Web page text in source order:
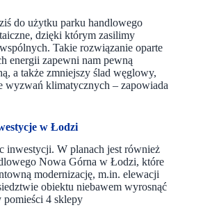
do użytku parku handlowego
dzięki którym zasilimy
Takie rozwiązanie oparte
energii zapewni nam pewną
a także zmniejszy ślad węglowy,
wyzwań klimatycznych – zapowiada
w Łodzi
inwestycji. W planach jest również
Nowa Górna w Łodzi, które
modernizację, m.in. elewacji
obiektu niebawem wyrosnąć
4 sklepy